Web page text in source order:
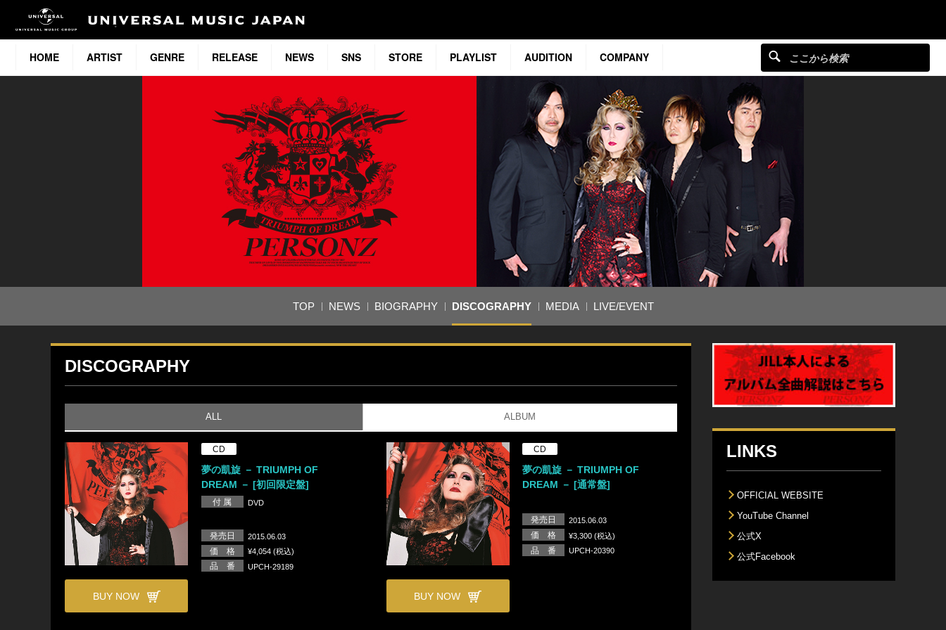
HOME ARTIST GENRE RELEASE NEWS SNS STORE PLAYLIST AUDITION COMPANY
TOP NEWS BIOGRAPHY DISCOGRAPHY MEDIA LIVE/EVENT
DISCOGRAPHY
ALL ALBUM
BUY NOW
CD
夢の凱旋 － TRIUMPH OF
DREAM － [初回限定盤]
付 属 DVD
発売日 2015.06.03
価 格 ¥4,054 (税込)
品 番 UPCH-29189
BUY NOW
CD
夢の凱旋 － TRIUMPH OF
DREAM － [通常盤]
発売日 2015.06.03
価 格 ¥3,300 (税込)
品 番 UPCH-20390
LINKS
OFFICIAL WEBSITE
YouTube Channel
公式X
公式Facebook